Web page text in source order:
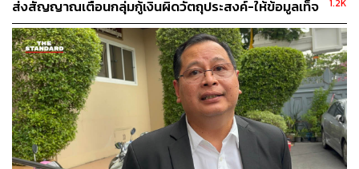
ประกันชีวิตจะได้รับผลกระทบเนื่องจากกรมธรรม์ที่ออกให้กับ
ทางลูกค้าไปแล้ว จะกำหนดผลตอบแทนไว้ตายตัว แต่ในด้าน
การเอาเบี้ยประกันมาหาผลตอบแทนผ่านการลงทุนไม่ได้
ตายตัว และข้อบังคับจากทางสำนักงานคณะกรรมการกำกับ
และส่งเสริมการประกอบธุรกิจประกันภัย หรือ คปภ. สัดส่วน
ที่บริษัทประกันชีวิตจะลงทุนได้คือ ตราสารหนี้ 85% ตราสาร
ทุน 15% (สามารถลงทุนในต่างประเทศได้) ดังนั้น เมื่อ
ดอกเบี้ยไทยรวมถึงตลาดโลกปรับตัวลดลง จึงส่งผลให้บริษัท
ประกันชีวิตหาผลตอบแทนได้ยากขึ้น
ส่งสัญญาณเตือนกลุ่มกู้เงินผิดวัตถุประสงค์-ให้ข้อมูลเท็จ
เตรียมดำเนินคดีเด็ดขาด